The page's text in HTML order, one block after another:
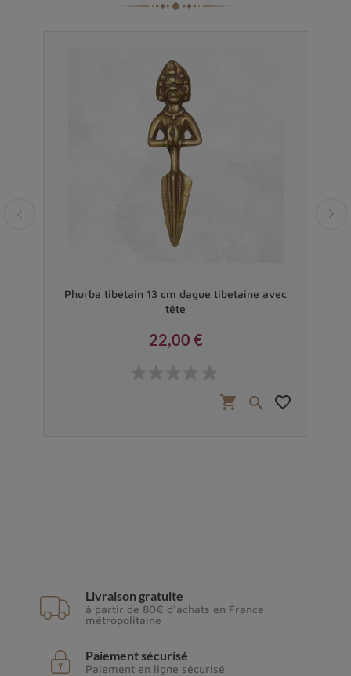
Phurba tibétain 13 cm dague tibetaine avec
tête
22,00 €
shopping_cart  favorite_border
Livraison gratuite
à partir de 80€ d'achats en France
métropolitaine
Paiement sécurisé
Paiement en ligne sécurisé